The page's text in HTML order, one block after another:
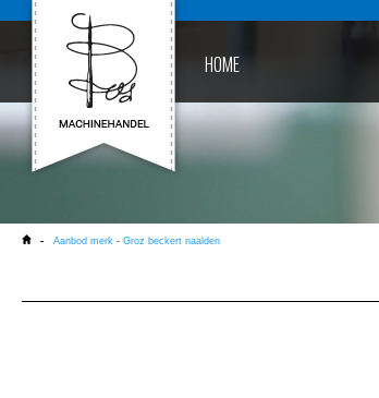
HOME
Aanbod merk - Groz beckert naalden